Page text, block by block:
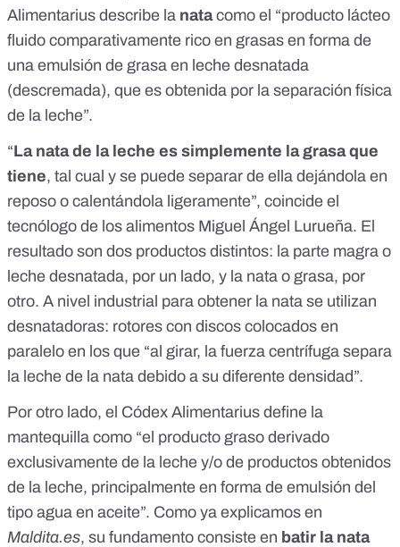
Alimentarius describe la natacomo el “producto lácteo
fluido comparativamente rico en grasas en forma de
una emulsión de grasa en leche desnatada
(descremada), que es obtenida por la separación física
de la leche”.
“La nata de la leche es simplemente la grasa que
tiene, tal cual y se puede separar de ella dejándola en
reposo o calentándola ligeramente”, coincide el
tecnólogo de los alimentos Miguel Ángel Lurueña. El
resultado son dos productos distintos: la parte magra o
leche desnatada, por un lado, y la nata o grasa, por
otro. A nivel industrial para obtener la nata se utilizan
desnatadoras: rotores con discos colocados en
paralelo en los que “al girar, la fuerza centrífuga separa
la leche de la nata debido a su diferente densidad”.
Por otro lado, el Códex Alimentarius define la
mantequilla como “el producto graso derivado
exclusivamente de la leche y/o de productos obtenidos
de la leche, principalmente en forma de emulsión del
tipo agua en aceite”. Como ya explicamos en
Maldita.es, su fundamento consiste en batir la nata